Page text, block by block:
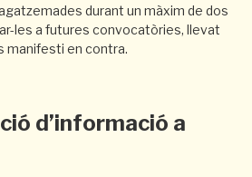
durant un màxim de dos
les a futures convocatòries, llevat
manifesti en contra.
d’informació a